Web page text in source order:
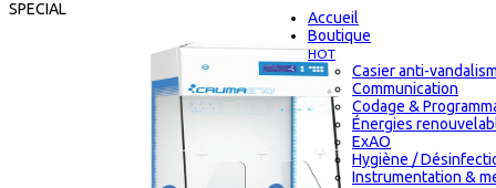
Accueil
Boutique
HOT
Casier anti-
Communication
Codage &
Énergies
ExAO
Hygiène /
Instrumentation &
SPECIAL